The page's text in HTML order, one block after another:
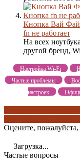
Кнопка Вай Фай
fn не работает
На всех
другой бренд,
Настройка Wi-Fi
Частые проблемы
настроек
Оцените,
Загрузка...
Частые вопросы